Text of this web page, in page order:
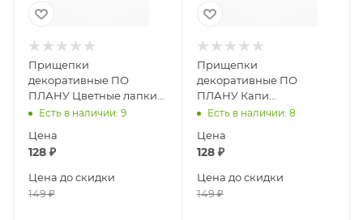
Прищепки
декоративные ПО
ПЛАНУ Цветные лапки
микс 169P-004
Есть в наличии: 9
Цена
128 ₽
Цена до скидки
149₽
Прищепки
декоративные ПО
ПЛАНУ Капи
коричневые 169P-003
Есть в наличии: 8
Цена
128₽
Цена до скидки
149₽